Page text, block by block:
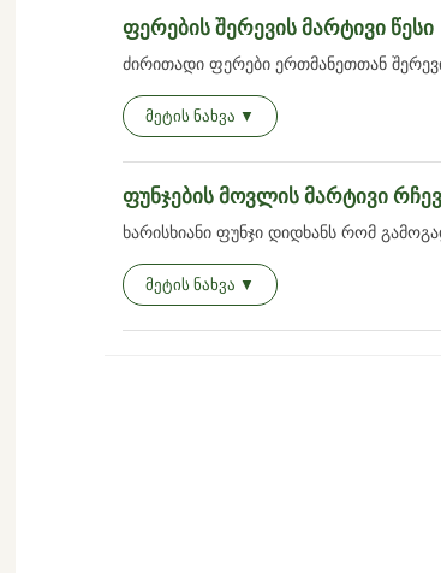
იხილეთმოლბერტები და შეარჩიეთ
ფერების შერევის მარტივი წესი
ძირითადი ფერები ერთმანეთთან
წითელი + ყვითელი = ნარინჯისფერი
ლურჯი + ყვითელი = მწვანე
წითელი + ლურჯი = იისფერი
სწორი ფერების შერჩევა და შერევა
მეტის ნახვა ▼
ფუნჯების მოვლის მარტივი
ხარისხიანი ფუნჯი დიდხანს რომ
სამუშაოს დასრულებისთანავე
არ დატოვოთ ფუნჯი წყალში დიდხანს
შეინახეთ მშრალ და სუფთა ადგილას
მეტის ნახვა ▼